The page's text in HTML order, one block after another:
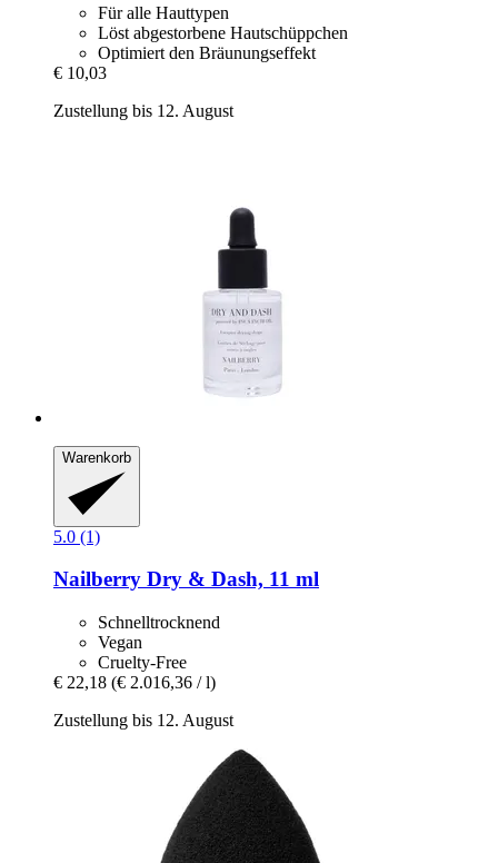
Für alle Hauttypen
Löst abgestorbene Hautschüppchen
Optimiert den Bräunungseffekt
€ 10,03
Zustellung bis 12. August
Warenkorb
5.0 (1)
Nailberry Dry & Dash, 11 ml
Schnelltrocknend
Vegan
Cruelty-Free
€ 22,18 (€ 2.016,36 / l)
Zustellung bis 12. August